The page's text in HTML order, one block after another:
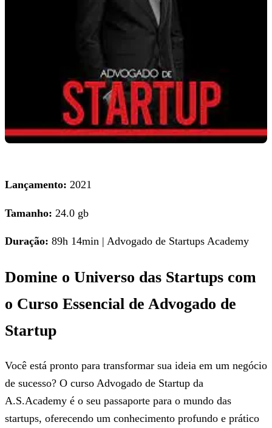
Lançamento: 2021
Tamanho: 24.0 gb
Duração: 89h 14min | Advogado de Startups Academy
Domine o Universo das Startups com
o Curso Essencial de Advogado de
Startup
Você está pronto para transformar sua ideia em um negócio
de sucesso? O curso Advogado de Startup da
A.S.Academy é o seu passaporte para o mundo das
startups, oferecendo um conhecimento profundo e prático